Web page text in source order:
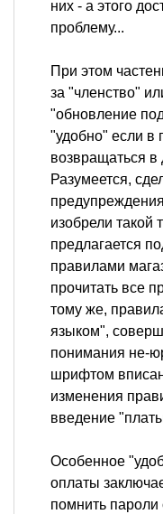
них - а этого
проблему...
При этом
за "членство"
"обновление
"удобно" если в
возвращаться в
Разумеется,
изобрели такой
предлагается
правилами
прочитать все
тому же,
языком",
понимания не-
шрифтом
изменения
введение
Особенное
оплаты
помнить пароли